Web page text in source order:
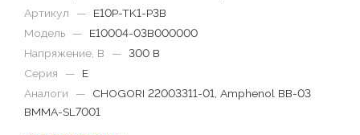
Артикул
—
E10P-TK1-P3B
Модель
—
E10004-03B000000
Напряжение, В
— 300 В
Серия
—
E
Аналоги
—
CHOGORI 22003311-01, Amphenol BB-03
BMMA-SL7001